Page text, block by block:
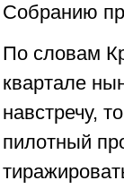
Собранию
По словам
квартале
навстречу,
пилотный